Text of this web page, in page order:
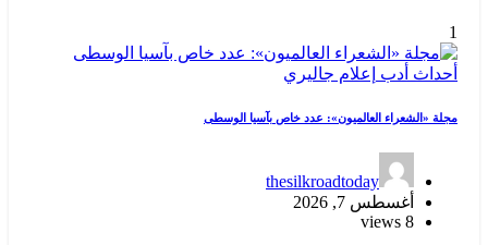
1
أحداث أدب إعلام جاليري
مجلة «الشعراء العالميون»: عدد خاص بآسيا الوسطى
thesilkroadtoday
أغسطس 7, 2026
8 views